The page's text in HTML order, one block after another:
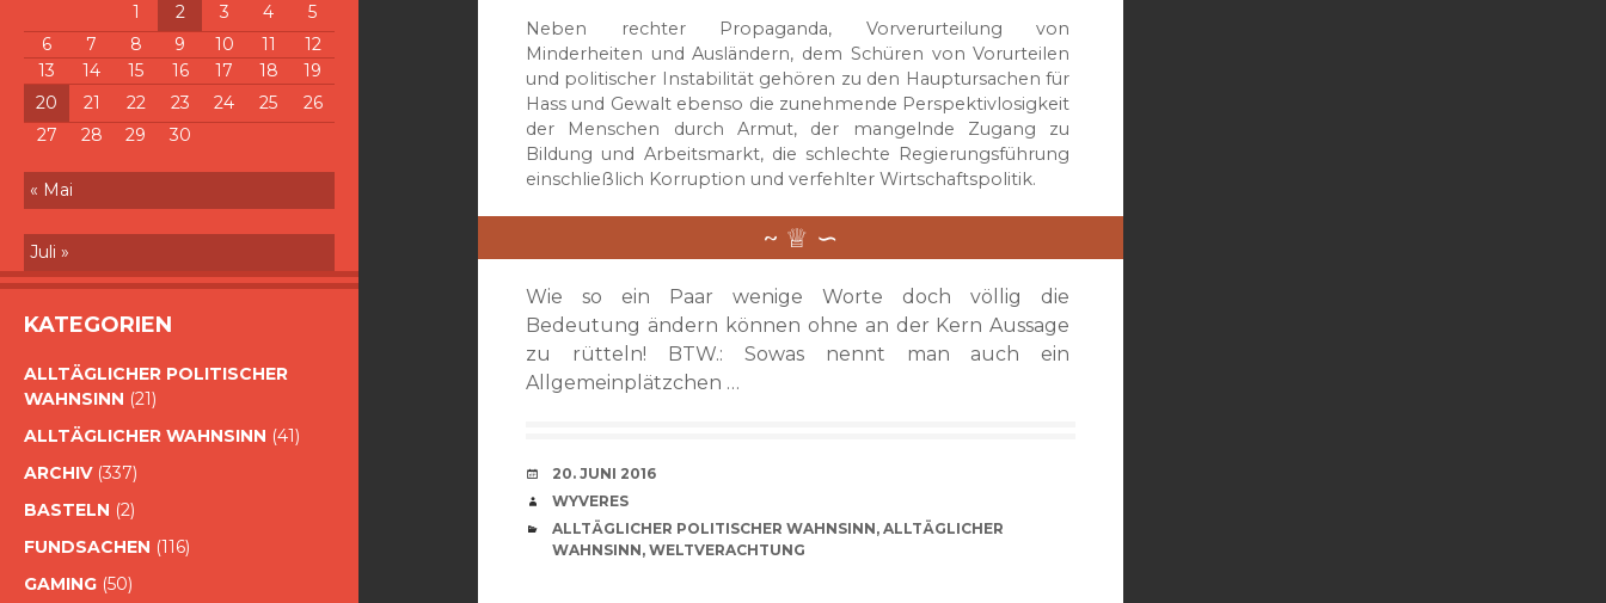
1
2 3 4
5
6
7 8 9 10 11
12
13
14 15 16 17 18
19
20
21 22 23 24 25
26
27
28 29 30
« Mai
Juli »
KATEGORIEN
ALLTÄGLICHER POLITISCHER
WAHNSINN (21)
ALLTÄGLICHER WAHNSINN (41)
ARCHIV(337)
BASTELN (2)
FUNDSACHEN (116)
GAMING (50)
Neben rechter Propaganda, Vorverurteilung von
Minderheiten und Ausländern, dem Schüren von Vorurteilen
und politischer Instabilität gehören zu den Hauptursachen für
Hass und Gewalt ebenso die zunehmende Perspektivlosigkeit
der Menschen durch Armut, der mangelnde Zugang zu
Bildung und Arbeitsmarkt, die schlechte Regierungsführung
einschließlich Korruption und verfehlter Wirtschaftspolitik.
Wie so ein Paar wenige Worte doch völlig die
Bedeutung ändern können ohne an der Kern Aussage
zu rütteln! BTW.: Sowas nennt man auch ein
Allgemeinplätzchen …
VERABREDUNG
20. JUNI 2016
VERFASSER
WYVERES
CATEGORIES
ALLTÄGLICHER POLITISCHER WAHNSINN, ALLTÄGLICHER
WAHNSINN, WELTVERACHTUNG